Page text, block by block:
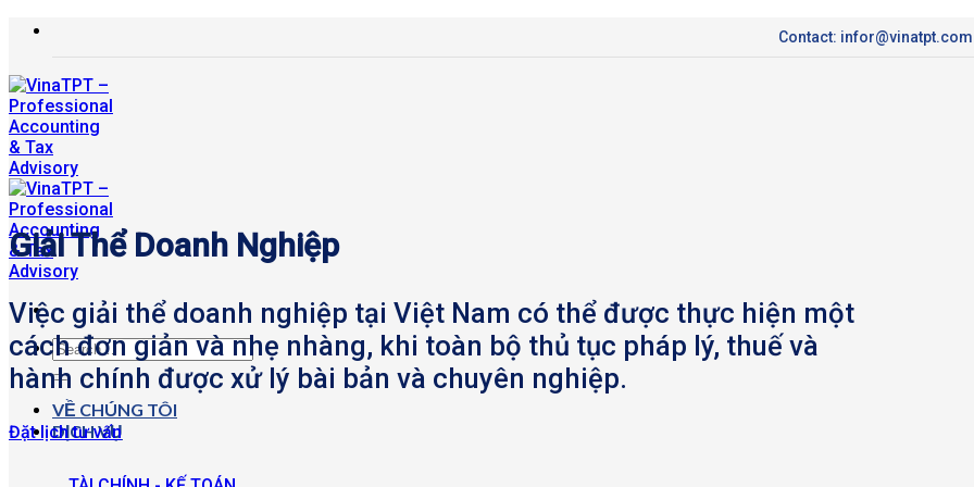
dung
Contact: infor@vinatpt.com
VỀ CHÚNG TÔI
DỊCH VỤ
Giải Thể Doanh Nghiệp
Việc giải thể doanh nghiệp tại Việt Nam có thể được thực hiện một
cách đơn giản và nhẹ nhàng, khi toàn bộ thủ tục pháp lý, thuế và
hành chính được xử lý bài bản và chuyên nghiệp.
Đặt lịch tư vấn